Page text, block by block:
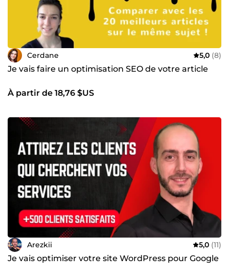
Cerdane 5,0 (8)
Je vais faire un optimisation SEO de votre article
À partir de 18,76 $US
Arezkii 5,0 (11)
Je vais optimiser votre site WordPress pour Google